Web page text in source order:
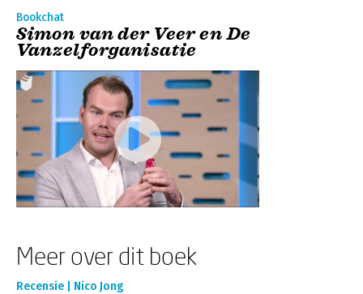
Bookchat
Simon van der Veer en De
Vanzelforganisatie
Meer over dit boek
Recensie | Nico Jong